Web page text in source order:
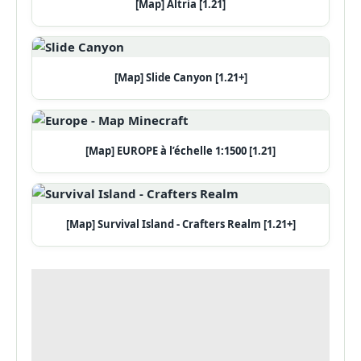
[Map] Altria [1.21]
[Map] Slide Canyon [1.21+]
[Map] EUROPE à l’échelle 1:1500 [1.21]
[Map] Survival Island - Crafters Realm [1.21+]